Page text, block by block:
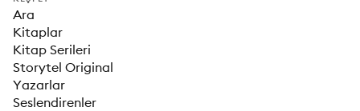
Ara
Kitaplar
Kitap Serileri
Storytel Original
Yazarlar
Seslendirenler